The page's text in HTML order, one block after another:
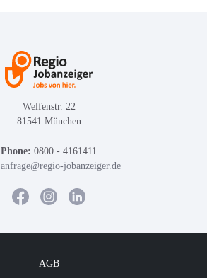
Welfenstr. 22
81541 München
Phone: 0800 - 4161411
anfrage@regio-jobanzeiger.de
AGB